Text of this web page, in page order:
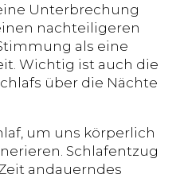
Unterbrechung
nachteiligeren
als eine
Wichtig ist auch die
über die Nächte
um uns körperlich
Schlafentzug
andauerndes